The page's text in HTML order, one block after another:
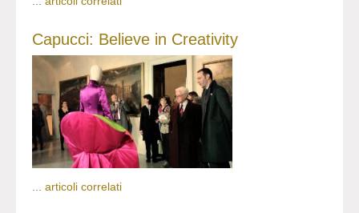
Capucci: Believe in Creativity
articoli correlati